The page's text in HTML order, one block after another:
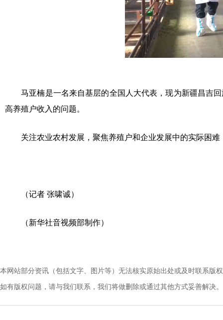
马亚楠是一名来自基层的全国人大代表，现为新疆昌吉回
高养殖户收入的问题。
关注农业农村发展，聚焦养殖户和企业发展中的实际困难
（记者 张啸诚）
（新华社音视频部制作）
本网站部分资讯（包括文字、图片等）无法核实原始出处或及时联系版
如有版权问题，请与我们联系，我们将做删除或通过其他方式妥善解决。